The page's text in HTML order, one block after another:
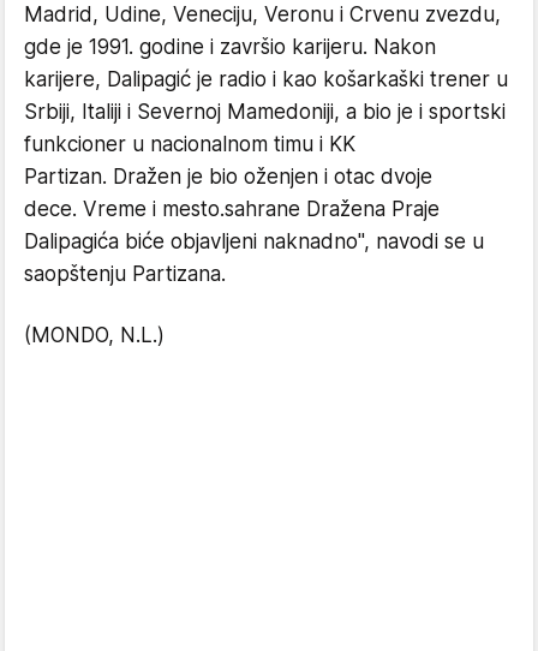
Madrid, Udine, Veneciju, Veronu i Crvenu zvezdu,
gde je 1991. godine i završio karijeru. Nakon
karijere, Dalipagić je radio i kao košarkaški trener u
Srbiji, Italiji i Severnoj Mamedoniji, a bio je i sportski
funkcioner u nacionalnom timu i KK
Partizan. Dražen je bio oženjen i otac dvoje
dece. Vreme i mesto.sahrane Dražena Praje
Dalipagića biće objavljeni naknadno", navodi se u
saopštenju Partizana.
(MONDO, N.L.)